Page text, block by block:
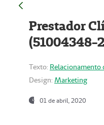
Prestador
(51004348-
Texto: Relacionamento
Design: Marketing
01 de abril, 2020